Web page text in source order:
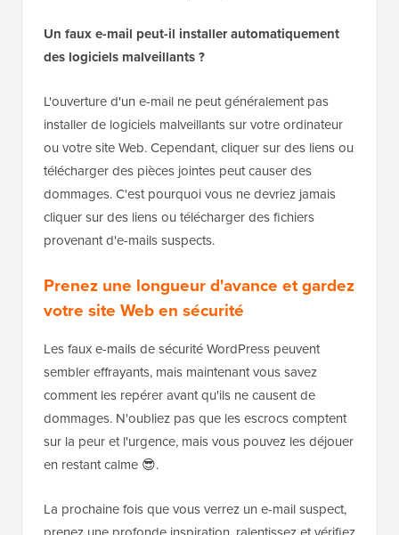
Un faux e-mail peut-il installer automatiquement
des logiciels malveillants ?
L'ouverture d'un e-mail ne peut généralement pas
installer de logiciels malveillants sur votre ordinateur
ou votre site Web. Cependant, cliquer sur des liens ou
télécharger des pièces jointes peut causer des
dommages. C'est pourquoi vous ne devriez jamais
cliquer sur des liens ou télécharger des fichiers
provenant d'e-mails suspects.
Prenez une longueur d'avance et gardez
votre site Web en sécurité
Les faux e-mails de sécurité WordPress peuvent
sembler effrayants, mais maintenant vous savez
comment les repérer avant qu'ils ne causent de
dommages. N'oubliez pas que les escrocs comptent
sur la peur et l'urgence, mais vous pouvez les déjouer
en restant calme 😎.
La prochaine fois que vous verrez un e-mail suspect,